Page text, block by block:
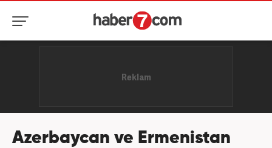
Azerbaycan ve Ermenistan